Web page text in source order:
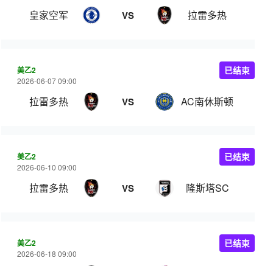
皇家空军 VS 拉雷多热
美乙2
2026-06-07 09:00
拉雷多热 VS AC南休斯顿
已结束
美乙2
2026-06-10 09:00
拉雷多热 VS 隆斯塔SC
已结束
美乙2
2026-06-18 09:00
已结束